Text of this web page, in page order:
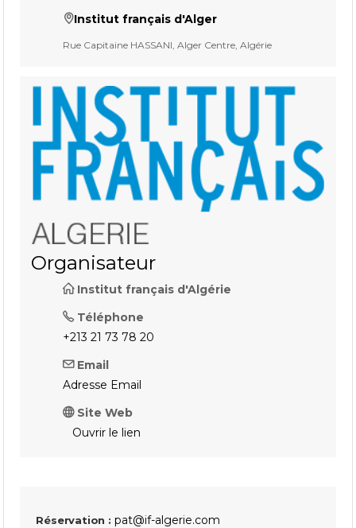
Institut français d'Alger
Rue Capitaine HASSANI, Alger Centre, Algérie
Organisateur
Institut français d'Algérie
Téléphone
+213 21 73 78 20
Email
Adresse Email
Site Web
Ouvrir le lien
Réservation : pat@if-algerie.com